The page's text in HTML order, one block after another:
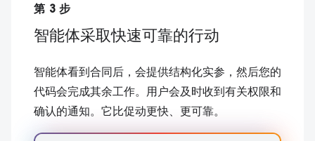
第 3 步
智能体采取快速可靠的行动
智能体看到合同后，会提供结构化实参，然后您的
代码会完成其余工作。用户会及时收到有关权限和
确认的通知。它比促动更快、更可靠。